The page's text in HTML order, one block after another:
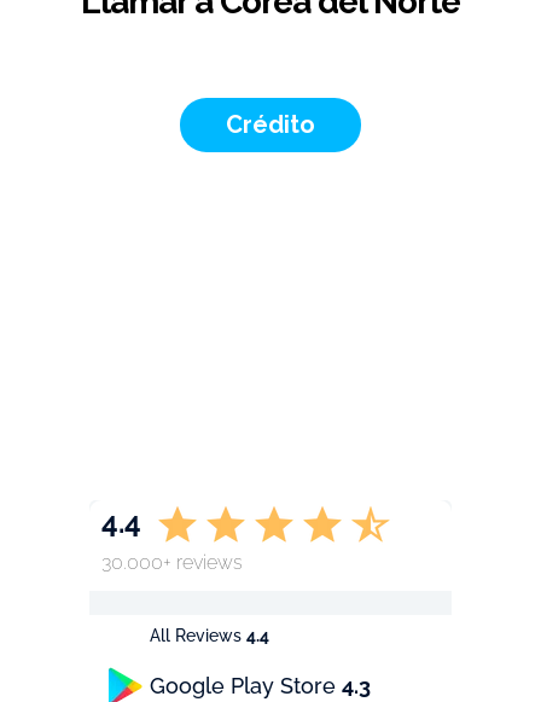
Crédito
All Reviews 4.4
Google Play Store 4.3
4.4
30.000+ reviews